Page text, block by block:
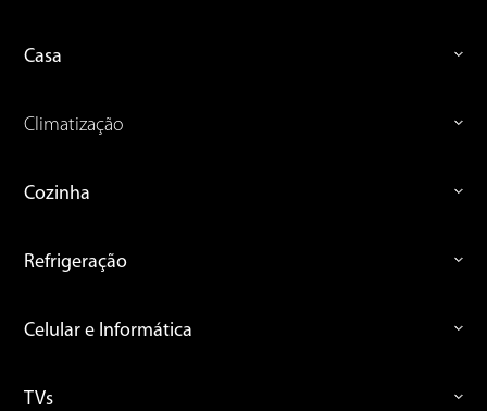
Casa
Climatização
Cozinha
Refrigeração
Celular e Informática
TVs